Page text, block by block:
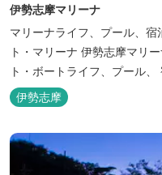
伊勢志摩マリーナ
マリーナライフ、プール、
ト・マリーナ 伊勢志摩マリ
ト・ボートライフ、プール
ト・マリーナの管理・運営を
伊勢志摩